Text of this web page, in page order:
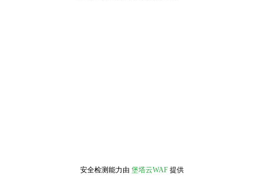
安全检测能力由 堡塔云WAF 提供